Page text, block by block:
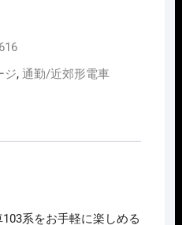
ジ, 通勤/近郊形電車
系をお手軽に楽しめる